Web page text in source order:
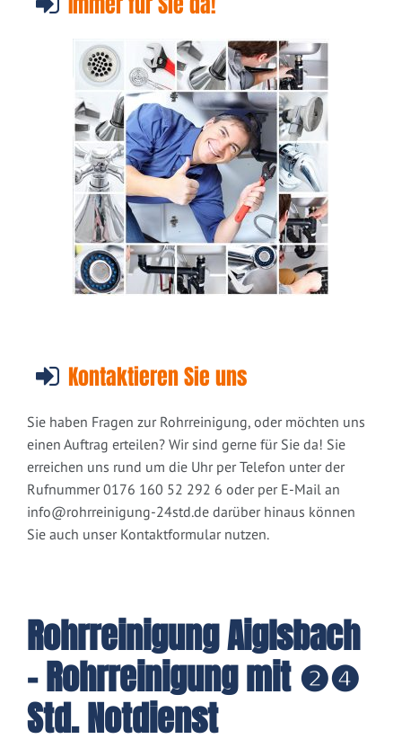
Kontaktieren Sie uns
Sie haben Fragen zur Rohrreinigung, oder möchten uns
einen Auftrag erteilen? Wir sind gerne für Sie da! Sie
erreichen uns rund um die Uhr per Telefon unter der
Rufnummer 0176 160 52 292 6 oder per E-Mail an
info@rohrreinigung-24std.de darüber hinaus können
Sie auch unser Kontaktformular nutzen.
Rohrreinigung Aiglsbach
- Rohrreinigung mit ❷❹
Std. Notdienst